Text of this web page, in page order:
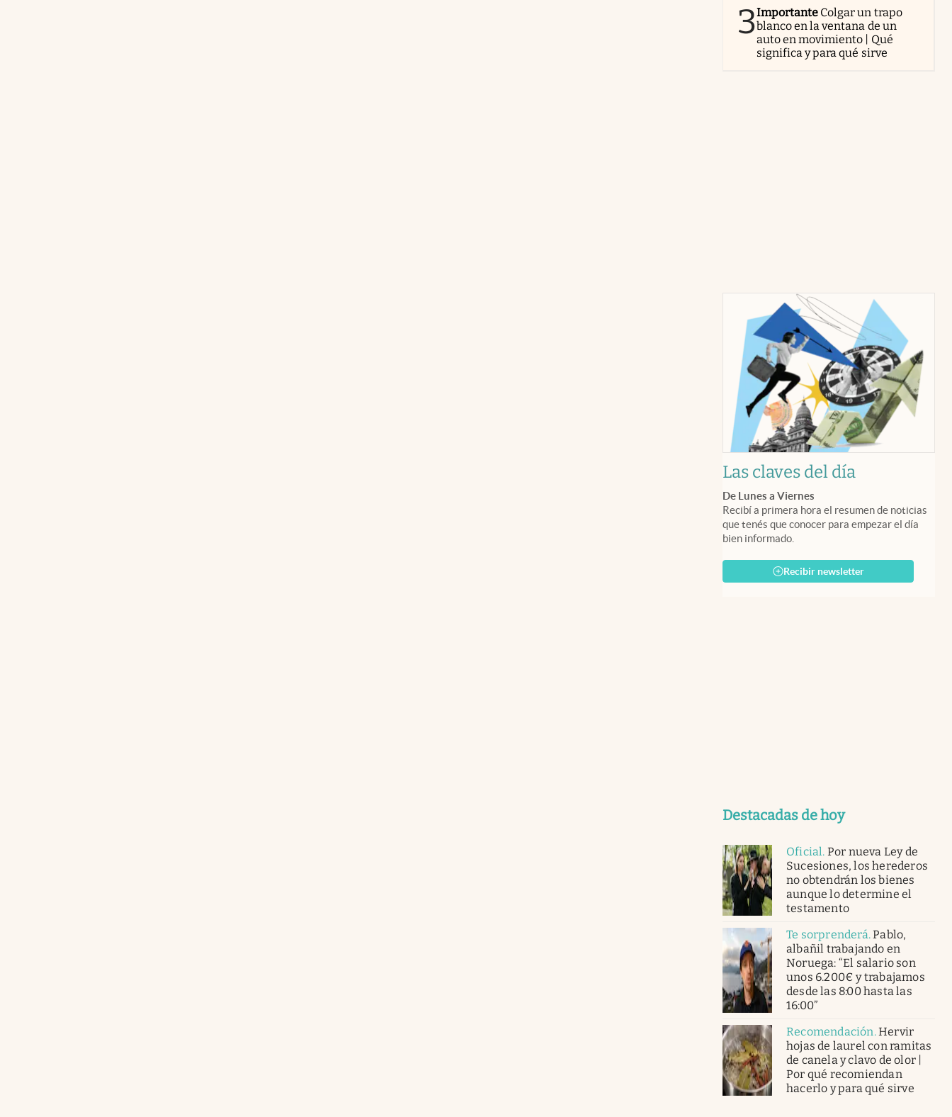
3Importante Colgar un trapo
blanco en la ventana de un
auto en movimiento | Qué
significa y para qué sirve
Las claves del día
De Lunes a Viernes
Recibí a primera hora el resumen de noticias
que tenés que conocer para empezar el día
bien informado.
Recibir newsletter
Destacadas de hoy
Oficial. Por nueva Ley de
Sucesiones, los herederos
no obtendrán los bienes
aunque lo determine el
testamento
Te sorprenderá.Pablo,
albañil trabajando en
Noruega: “El salario son
unos 6.200€ y trabajamos
desde las 8:00 hasta las
16:00”
Recomendación.Hervir
hojas de laurel con ramitas
de canela y clavo de olor |
Por qué recomiendan
hacerlo y para qué sirve